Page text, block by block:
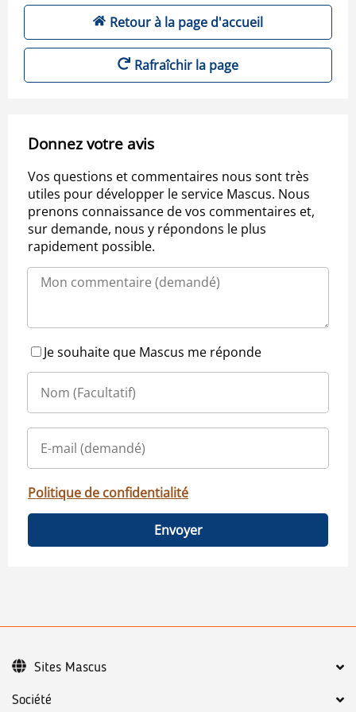
Retour à la page d'accueil
Rafraîchir la page
Donnez votre avis
Vos questions et commentaires nous sont très
utiles pour développer le service Mascus. Nous
prenons connaissance de vos commentaires et,
sur demande, nous y répondons le plus
rapidement possible.
Je souhaite que Mascus me réponde
Politique de confidentialité
Envoyer
Société
Sites Mascus